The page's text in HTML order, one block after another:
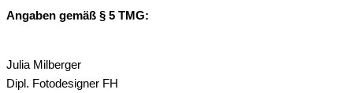
Angaben gemäß § 5 TMG:
Julia Milberger
Dipl. Fotodesigner FH